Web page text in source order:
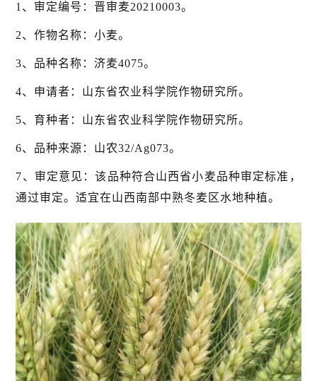
1、审定编号：晋审麦20210003。
2、作物名称：小麦。
3、品种名称：济麦4075。
4、申请者：山东省农业科学院作物研究所。
5、育种者：山东省农业科学院作物研究所。
6、品种来源：山农32/Ag073。
7、审定意见：该品种符合山西省小麦品种审定标准，
通过审定。适宜在山西南部中熟冬麦区水地种植。